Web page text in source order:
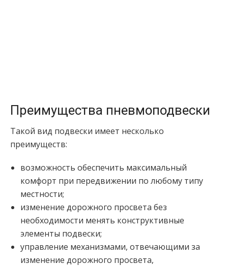
Преимущества пневмоподвески
Такой вид подвески имеет несколько
преимуществ:
возможность обеспечить максимальный
комфорт при передвижении по любому типу
местности;
изменение дорожного просвета без
необходимости менять конструктивные
элементы подвески;
управление механизмами, отвечающими за
изменение дорожного просвета,